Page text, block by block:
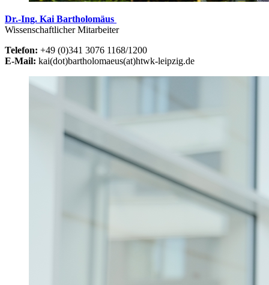
Dr.-Ing. Kai Bartholomäus
Wissenschaftlicher Mitarbeiter
Telefon: +49 (0)341 3076 1168/1200
E-Mail: kai(dot)bartholomaeus(at)htwk-leipzig.de